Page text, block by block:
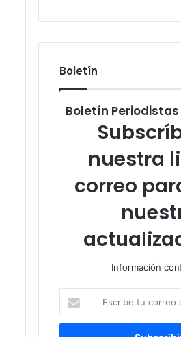
Boletín
Boletín
nuestra
correo
Información
tu
correo